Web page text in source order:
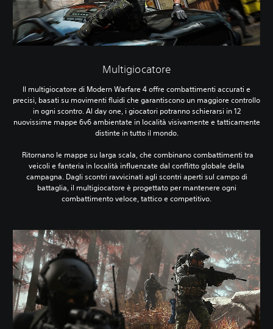
Multigiocatore
Il multigiocatore di Modern Warfare 4 offre combattimenti accurati e
precisi, basati su movimenti fluidi che garantiscono un maggiore controllo
in ogni scontro. Al day one, i giocatori potranno schierarsi in 12
nuovissime mappe 6v6 ambientate in località visivamente e tatticamente
distinte in tutto il mondo.
‎ Ritornano le mappe su larga scala, che combinano combattimenti tra
veicoli e fanteria in località influenzate dal conflitto globale della
campagna. Dagli scontri ravvicinati agli scontri aperti sul campo di
battaglia, il multigiocatore è progettato per mantenere ogni
combattimento veloce, tattico e competitivo.